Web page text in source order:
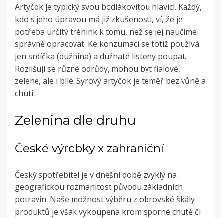
Artyčok je typický svou bodlákovitou hlavicí. Každý,
kdo s jeho úpravou má již zkušenosti, ví, že je
potřeba určitý trénink k tomu, než se jej naučíme
správně opracovat. Ke konzumaci se totiž používá
jen srdíčka (dužnina) a dužnaté listeny poupat.
Rozlišují se různé odrůdy, mohou být fialové,
zelené, ale i bílé. Syrový artyčok je téměř bez vůně a
chuti.
Zelenina dle druhu
České výrobky x zahraniční
Český spotřebitel je v dnešní době zvyklý na
geografickou rozmanitost původu základních
potravin. Naše možnost výběru z obrovské škály
produktů je však vykoupena krom sporné chutě či